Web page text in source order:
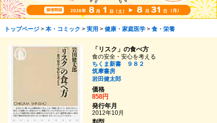
トップページ> 本・コミック > 実用 > 健康・家庭医学> 食・栄養
「リスク」の食べ方
食の安全・安心を考える
ちくま新書 ９８２
筑摩書房
岩田健太郎
価格
858円
発行年月
2012年10月